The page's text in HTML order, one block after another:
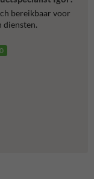
bereikbaar voor
diensten.